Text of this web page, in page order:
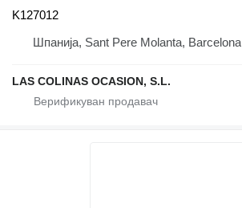
K127012
Шпанија, Sant Pere Molanta, Barcelona
LAS COLINAS OCASION, S.L.